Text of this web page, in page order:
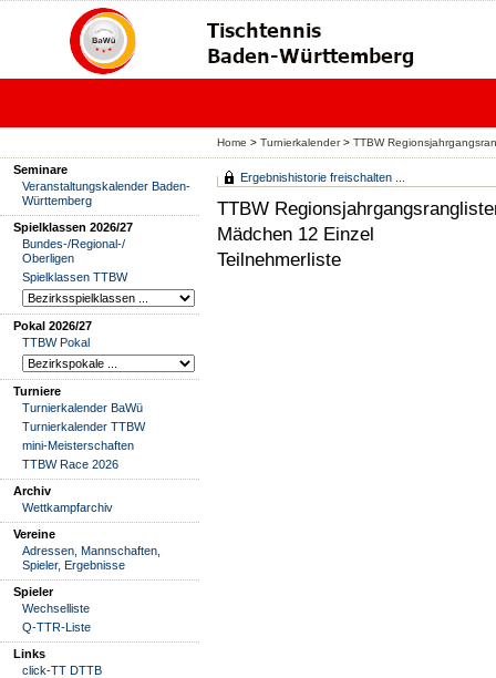
Home > Turnierkalender> TTBW
Seminare
Veranstaltungskalender Baden-
Württemberg
Spielklassen 2026/27
Bundes-/Regional-/
Oberligen
Spielklassen TTBW
Pokal 2026/27
TTBW Pokal
Turniere
Turnierkalender BaWü
Turnierkalender TTBW
mini-Meisterschaften
TTBW Race 2026
Archiv
Wettkampfarchiv
Vereine
Adressen, Mannschaften,
Spieler, Ergebnisse
Spieler
Wechselliste
Q-TTR-Liste
Links
click-TT DTTB
Ergebnishistorie freischalten ...
TTBW
Mädchen 12 Einzel
Teilnehmerliste